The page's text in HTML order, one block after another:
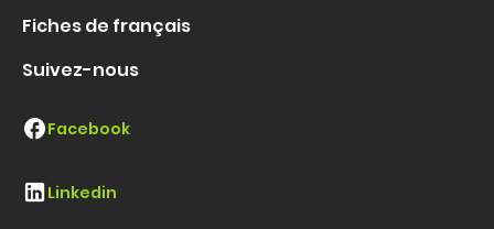
Fiches de français
Suivez-nous
Facebook
Linkedin